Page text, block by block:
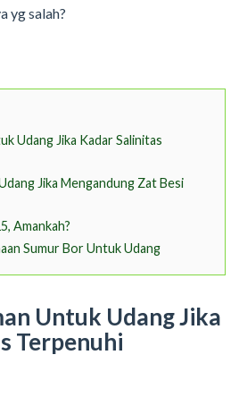
yg salah?
Udang Jika Kadar Salinitas
Jika Mengandung Zat Besi
Amankah?
Sumur Bor Untuk Udang
Untuk Udang Jika
Terpenuhi